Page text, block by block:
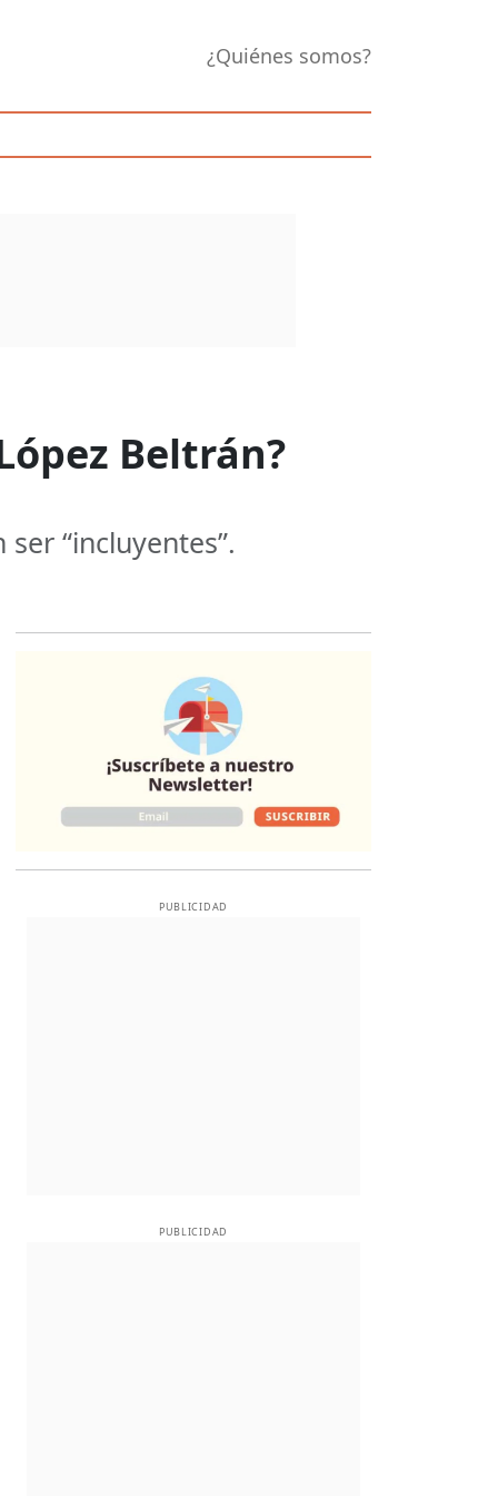
¿Quiénes somos?
Beltrán?
“incluyentes”.
PUBLICIDAD
PUBLICIDAD